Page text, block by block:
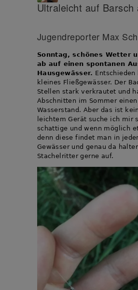
Ultraleicht auf Barsch
Jugendreporter Max
Sonntag, schönes Wetter
ab auf einen spontanen
Hausgewässer.
kleines Fließgewässer. Der
Stellen stark verkrautet und
Abschnitten im Sommer
Wasserstand. Aber das ist
leichtem Gerät suche ich mir
schattige und wenn möglich
denn diese findet man in
Gewässer und genau da
Stachelritter gerne auf.